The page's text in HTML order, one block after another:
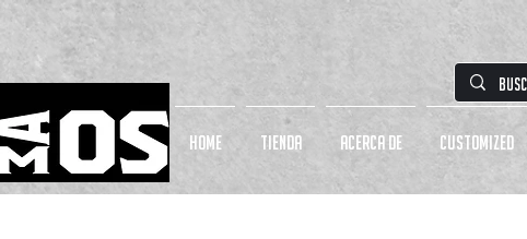
HOME Tienda Acerca de CUSTOMIZED